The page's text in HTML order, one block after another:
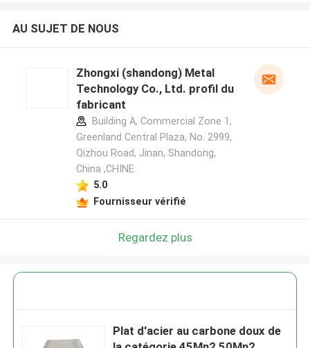
AU SUJET DE NOUS
Zhongxi (shandong) Metal
Technology Co., Ltd. profil du
fabricant
Building A, Commercial Zone 1,
Greenland Central Plaza, No. 2999,
Qizhou Road, Jinan, Shandong,
China ,CHINE
5.0
Fournisseur vérifié
Regardez plus
Plat d'acier au carbone doux de